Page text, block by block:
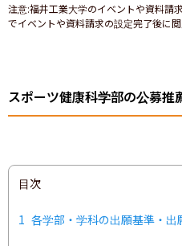
注意:福井工業大学のイベントや資料請
でイベントや資料請求の設定完了後に
スポーツ健康科学部の公募推
目次
1 各学部・学科の出願基準・